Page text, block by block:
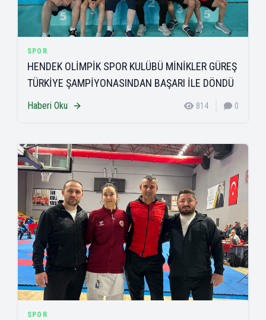
SPOR
HENDEK OLİMPİK SPOR KULÜBÜ MİNİKLER GÜREŞ
TÜRKİYE ŞAMPİYONASINDAN BAŞARI İLE DÖNDÜ
Haberi Oku 814 0
SPOR